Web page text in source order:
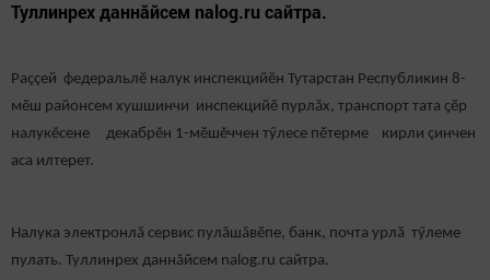
Туллинрех даннăйсем nalog.ru сайтра.
Раççей федеральлӗ налук инспекцийӗн Тутарстан Республикин 8-
мӗш районсем хушшинчи инспекцийӗ пурлăх, транспорт тата ҫӗр
налукӗсене декабрӗн 1-мӗшӗччен тӳлесе пӗтерме кирли çинчен
аса илтерет.
Налука электронлӑ сервис пулăшăвӗпе, банк, почта урлӑ тӳлеме
пулать. Туллинрех даннăйсем nalog.ru сайтра.